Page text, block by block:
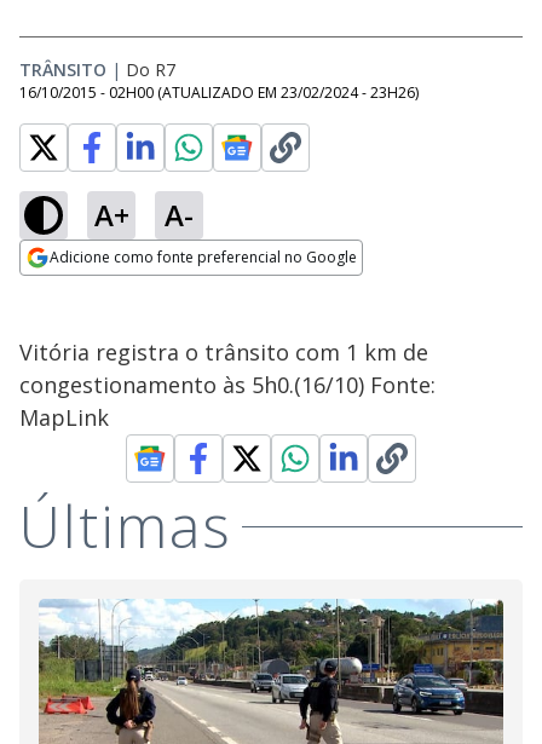
TRÂNSITO | Do R7
16/10/2015 - 02H00 (ATUALIZADO EM 23/02/2024 - 23H26)
A+ A-
Adicione como fonte preferencial no Google
Vitória registra o trânsito com 1 km de
congestionamento às 5h0.(16/10) Fonte:
MapLink
Últimas